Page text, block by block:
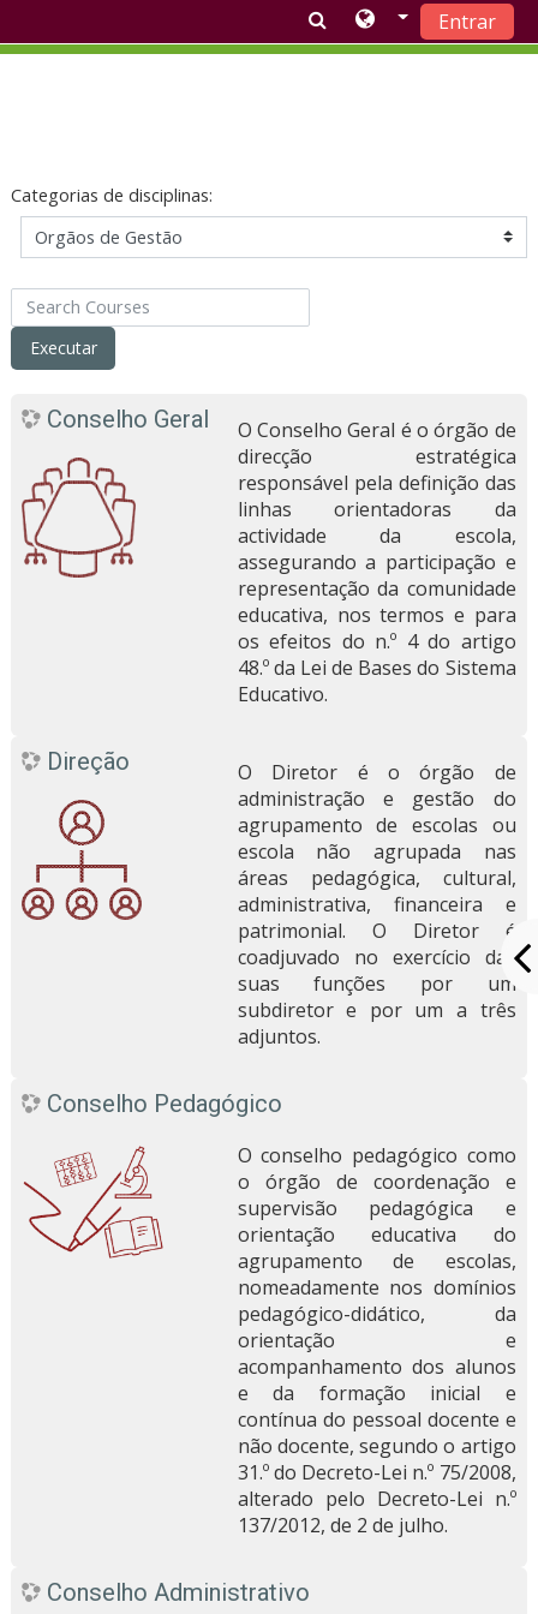
Entrar
Categorias de disciplinas:
Search Courses
Executar
Conselho Geral
O Conselho Geral é o órgão de
direcção estratégica
responsável pela definição das
linhas orientadoras da
actividade da escola,
assegurando a participação e
representação da comunidade
educativa, nos termos e para
os efeitos do n.º 4 do artigo
48.º da Lei de Bases do Sistema
Educativo.
Direção
O Diretor é o órgão de
administração e gestão do
agrupamento de escolas ou
escola não agrupada nas
áreas pedagógica, cultural,
administrativa, financeira e
patrimonial. O Diretor é
coadjuvado no exercício das
suas funções por um
subdiretor e por um a três
adjuntos.
Conselho Pedagógico
O conselho pedagógico como
o órgão de coordenação e
supervisão pedagógica e
orientação educativa do
agrupamento de escolas,
nomeadamente nos domínios
pedagógico-didático, da
orientação e
acompanhamento dos alunos
e da formação inicial e
contínua do pessoal docente e
não docente, segundo o artigo
31.º do Decreto-Lei n.º 75/2008,
alterado pelo Decreto-Lei n.º
137/2012, de 2 de julho.
Conselho Administrativo